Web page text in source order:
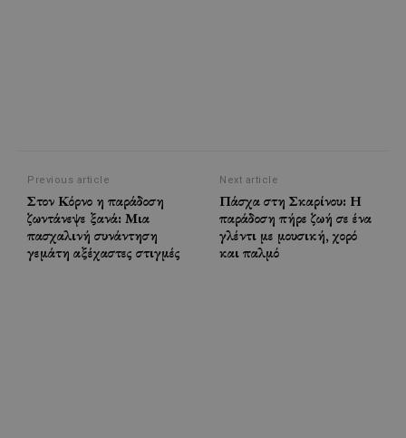
Previous article
Στον Κόρνο η παράδοση
ζωντάνεψε ξανά: Μια
πασχαλινή συνάντηση
γεμάτη αξέχαστες στιγμές
Next article
Πάσχα στη Σκαρίνου: Η
παράδοση πήρε ζωή σε ένα
γλέντι με μουσική, χορό
και παλμό